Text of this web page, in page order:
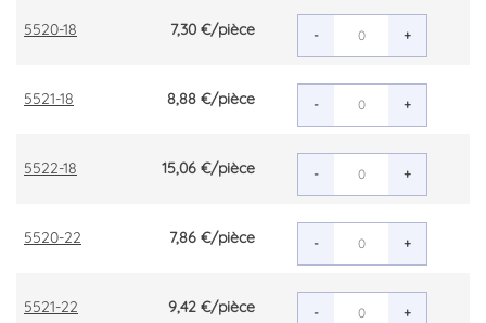
5520-18 7,30 €/pièce - +
5521-18 8,88 €/pièce - +
5522-18 15,06 €/pièce - +
5520-22 7,86 €/pièce - +
5521-22 9,42 €/pièce - +